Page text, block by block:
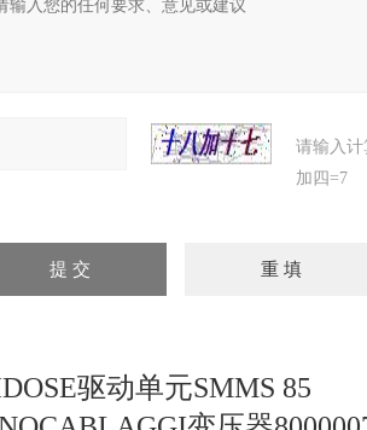
请输入
加四=7
驱动单元SMMS 85